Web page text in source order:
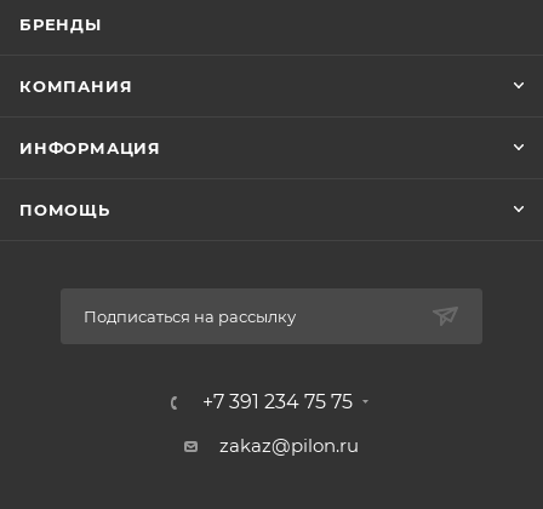
БРЕНДЫ
КОМПАНИЯ
ИНФОРМАЦИЯ
ПОМОЩЬ
Подписаться на рассылку
+7 391 234 75 75
zakaz@pilon.ru